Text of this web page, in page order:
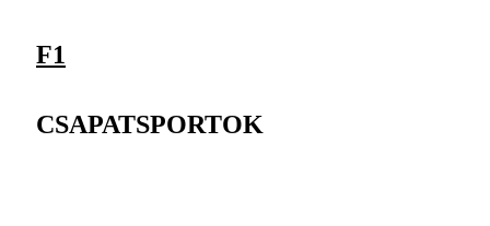
F1
CSAPATSPORTOK